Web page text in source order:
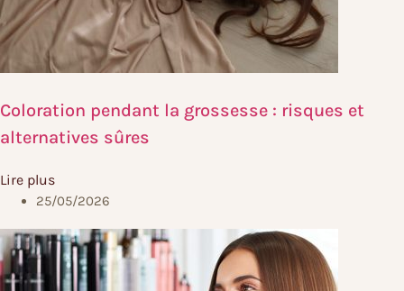
Coloration pendant la grossesse : risques et
alternatives sûres
Lire plus
25/05/2026